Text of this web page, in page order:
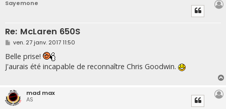
Sayemone
Re: McLaren 650S
M
s
s
a
ven. 27 janv. 2017 11:50
Belle prise!
J'aurais été incapable de reconnaître Chris Goodwin.
mad max
AS